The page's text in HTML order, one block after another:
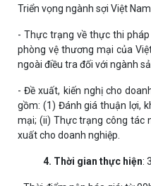
Triển vọng ngành sợi Việt Nam
- Thực trạng về thực thi
phòng vệ thương mại của
ngoài điều tra đối với ngành
- Đề xuất, kiến nghị cho
gồm: (1) Đánh giá thuận lợi,
mại; (ii) Thực trạng công tác
xuất cho doanh nghiệp.
4. Thời gian thực hiện: